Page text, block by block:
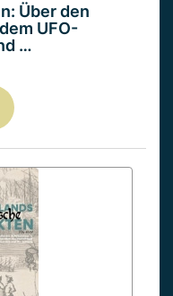
Über den
UFO-
…